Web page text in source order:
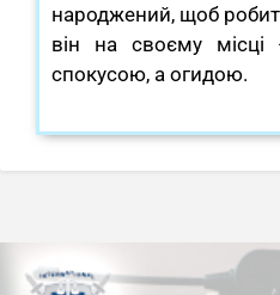
народжений, щоб
він на своєму
спокусою, а огидою.